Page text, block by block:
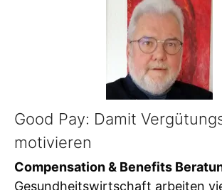
Good Pay: Damit
motivieren
Compensation & Benefits
Gesundheitswirtschaft arbeiten